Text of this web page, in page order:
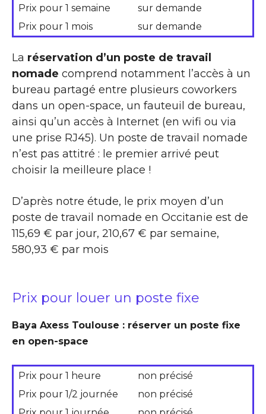
Prix pour 1 semaine
sur demande
Prix pour 1 mois
sur demande
La réservation d’un poste de travail
nomade comprend notamment l’accès à un
bureau partagé entre plusieurs coworkers
dans un open-space, un fauteuil de bureau,
ainsi qu’un accès à Internet (en wifi ou via
une prise RJ45). Un poste de travail nomade
n’est pas attitré : le premier arrivé peut
choisir la meilleure place !
D’après notre étude, le prix moyen d’un
poste de travail nomade en Occitanie est de
115,69 € par jour, 210,67 € par semaine,
580,93 € par mois
Prix pour louer un poste fixe
Baya Axess Toulouse : réserver un poste fixe
en open-space
Prix pour 1 heure
non précisé
Prix pour 1/2 journée
non précisé